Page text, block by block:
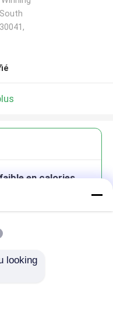
en calories
Couleur blanche
looking